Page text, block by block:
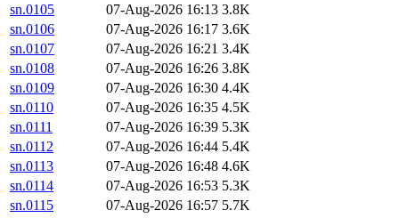
sn.0105
07-Aug-2026 16:13 3.8K
sn.0106
07-Aug-2026 16:17 3.6K
sn.0107
07-Aug-2026 16:21 3.4K
sn.0108
07-Aug-2026 16:26 3.8K
sn.0109
07-Aug-2026 16:30 4.4K
sn.0110
07-Aug-2026 16:35 4.5K
sn.0111
07-Aug-2026 16:39 5.3K
sn.0112
07-Aug-2026 16:44 5.4K
sn.0113
07-Aug-2026 16:48 4.6K
sn.0114
07-Aug-2026 16:53 5.3K
sn.0115
07-Aug-2026 16:57 5.7K